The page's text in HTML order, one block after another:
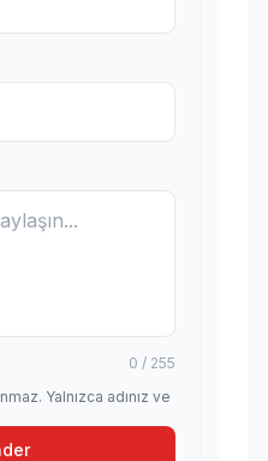
0 / 255
Yalnızca adınız ve